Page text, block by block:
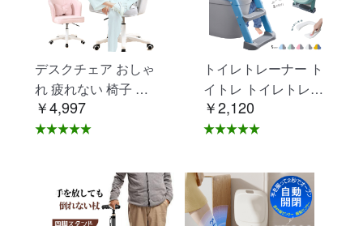
デスクチェア おしゃ
れ 疲れない 椅子 白
ホワイト デスクチェ
ア 疲れにくい 学習椅
学習チェア オフィス
チェア パソコンチェ
ア ベロア調 インテリ
￥4,997
トイレトレーナー ト
イトレ トイレトレー
ニング トイレ 練習
折りたたみ おまる 補
供用 便座 トイレ補助
踏み台 男の子 女の子
子供 子ども トイトレ
￥2,120